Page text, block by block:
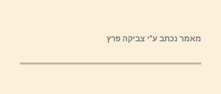
מאמר נכתב ע"י צביקה פרץ